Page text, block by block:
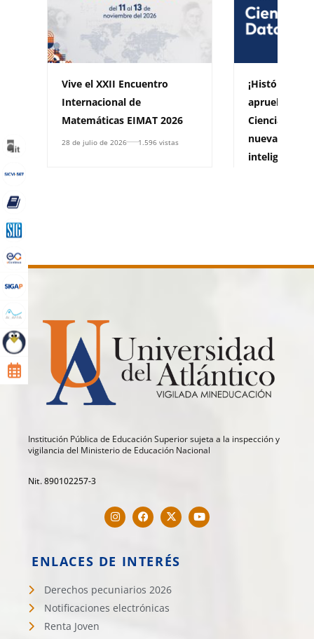
Vive el XXII Encuentro
Internacional de
Matemáticas EIMAT 2026
28 de julio de 2026 1.596 vistas
¡Histórico!
aprueba
Ciencia de
nueva ruta
inteligencia
Institución Pública de Educación Superior sujeta a la inspección y
vigilancia del Ministerio de Educación Nacional
Nit. 890102257-3
ENLACES DE INTERÉS
Derechos pecuniarios 2026
Notificaciones electrónicas
Renta Joven